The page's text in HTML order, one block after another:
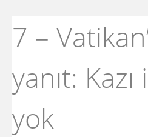
7 –
yanıt:
yok